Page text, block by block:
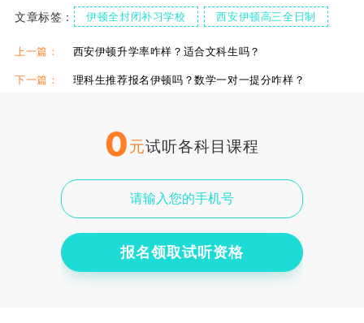
文章标签： 伊顿全封闭补习学校 西安伊顿高三全日制
上一篇： 西安伊顿升学率咋样？适合文科生吗？
下一篇： 理科生推荐报名伊顿吗？数学一对一提分咋样？
0元试听各科目课程
报名领取试听资格